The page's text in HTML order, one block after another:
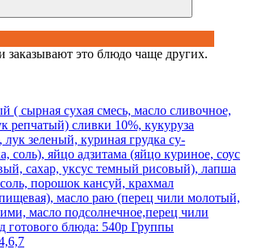
заказывают это блюдо чаще других.
( сырная сухая смесь, масло сливочное,
репчатый) сливки 10%, кукуруза
лук зеленый, куриная грудка су-
соль), яйцо адзитама (яйцо куриное, соус
сахар, уксус темный рисовый), лапша
порошок кансуй, крахмал
масло раю (перец чили молотый,
масло подсолнечное,перец чили
готового блюда: 540р Группы